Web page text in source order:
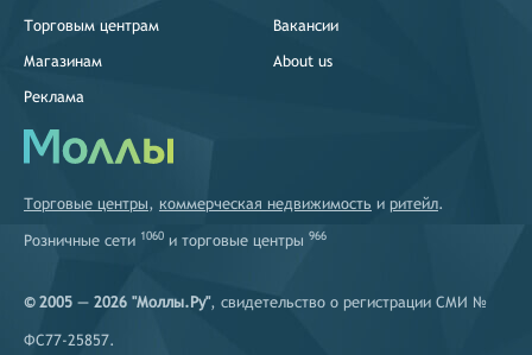
Торговым центрам
Магазинам
Реклама
Вакансии
About us
Торговые центры, коммерческая недвижимость и ритейл.
Розничные сети 1060 и торговые центры 966
© 2005 — 2026 "Моллы.Ру", свидетельство о регистрации СМИ №
ФС77-25857.